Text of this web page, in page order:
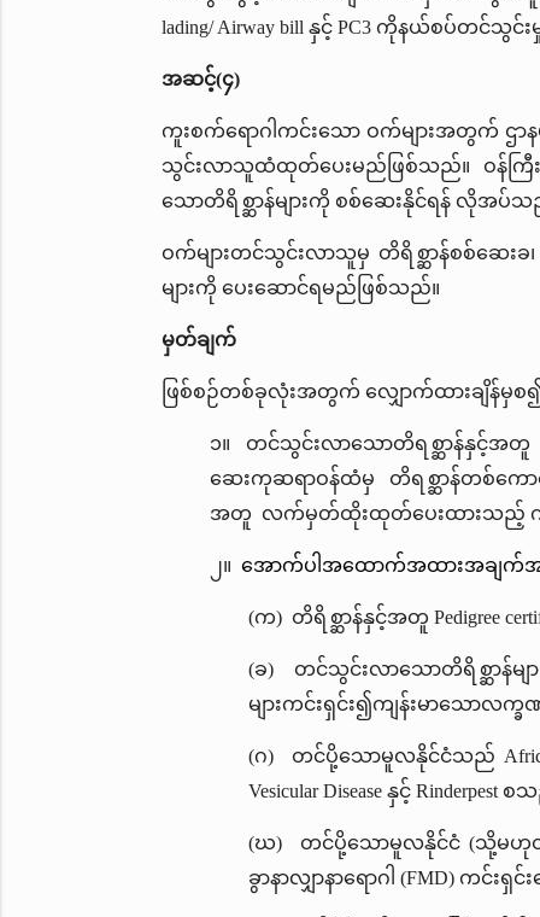
lading/ Airway bill နှင့် PC3 ကိုနယ်စပ်တင်
အဆင့်(၄)
ကူးစက်ရောဂါကင်းသော ဝက်များအတွက် ဌာန
သွင်းလာသူထံထုတ်ပေးမည်ဖြစ်သည်။ ဝန်ကြီးဌ
သောတိရိစ္ဆာန်များကို စစ်ဆေးနိုင်ရန် လိုအပ်သ
ဝက်များတင်သွင်းလာသူမှ တိရိစ္ဆာန်စစ်ဆေးခ
များကို ပေးဆောင်ရမည်ဖြစ်သည်။
မှတ်ချက်
ဖြစ်စဉ်တစ်ခုလုံးအတွက် လျှောက်ထားချိန်မှစ
၁။ တင်သွင်းလာသောတိရစ္ဆာန်နှင့်အ
ဆေးကုဆရာဝန်ထံမှ တိရစ္ဆာန်တစ်ကော
အတူ လက်မှတ်ထိုးထုတ်ပေးထားသည့် ကျ
၂။ အောက်ပါအထောက်အထားအချက်အ
(က) တိရိစ္ဆာန်နှင့်အတူ Pedigree
(ခ) တင်သွင်းလာသောတိရိစ္ဆာန်မျာ
များကင်းရှင်း၍ကျန်းမာသောလက္
(ဂ) တင်ပို့သောမူလနိုင်ငံသည် African
Vesicular Disease နှင့်
(ဃ) တင်ပို့သောမူလနိုင်ငံ (သို့မဟု
ခွာနာလျှာနာရောဂါ (FMD) ကင်းရှ